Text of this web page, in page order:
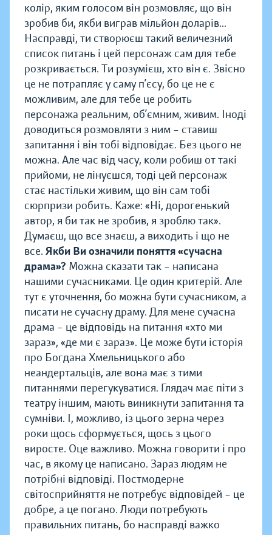
колір, яким голосом він розмовляє, що він
зробив би, якби виграв мільйон доларів...
Насправді, ти створюєш такий величезний
список питань і цей персонаж сам для тебе
розкривається. Ти розумієш, хто він є. Звісно
це не потрапляє у саму п’єсу, бо це не є
можливим, але для тебе це робить
персонажа реальним, об’ємним, живим. Іноді
доводиться розмовляти з ним – ставиш
запитання і він тобі відповідає. Без цього не
можна. Але час від часу, коли робиш от такі
прийоми, не лінуєшся, тоді цей персонаж
стає настільки живим, що він сам тобі
сюрпризи робить. Каже: «Ні, дорогенький
автор, я би так не зробив, я зроблю так».
Думаєш, що все знаєш, а виходить і що не
все. Якби Ви означили поняття «сучасна
драма»? Можна сказати так – написана
нашими сучасниками. Це один критерій. Але
тут є уточнення, бо можна бути сучасником, а
писати не сучасну драму. Для мене сучасна
драма – це відповідь на питання «хто ми
зараз», «де ми є зараз». Це може бути історія
про Богдана Хмельницького або
неандертальців, але вона має з тими
питаннями перегукуватися. Глядач має піти з
театру іншим, мають виникнути запитання та
сумніви. І, можливо, із цього зерна через
роки щось сформується, щось з цього
виросте. Оце важливо. Можна говорити і про
час, в якому це написано. Зараз людям не
потрібні відповіді. Постмодерне
світосприйняття не потребує відповідей – це
добре, а це погано. Люди потребують
правильних питань, бо насправді важко